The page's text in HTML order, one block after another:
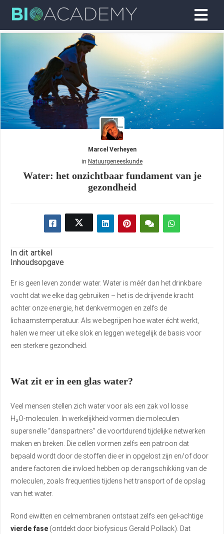
Marcel Verheyen
in Natuurgeneeskunde
Water: het onzichtbaar fundament van je
gezondheid
In dit artikel
Inhoudsopgave
Er is geen leven zonder water. Water is méér dan het drinkbare
vocht dat we elke dag gebruiken – het is de drijvende kracht
achter onze energie, het denkvermogen en zelfs de
lichaamstemperatuur. Als we begrijpen hoe water écht werkt,
halen we meer uit elke slok en leggen we tegelijk de basis voor
een sterkere gezondheid.
Wat zit er in een glas water?
Veel mensen stellen zich water voor als een zak vol losse
H₂O‑moleculen. In werkelijkheid vormen die moleculen
supersnelle “dans­partners” die voortdurend tijdelijke netwerken
maken en breken. Die cellen vormen zelfs een patroon dat
bepaald wordt door de stoffen die er in opgelost zijn en/of door
andere factoren die invloed hebben op de rangschikking van de
moleculen, zoals frequenties tijdens het transport of de opslag
van het water.
Rond eiwitten en celmembranen ontstaat zelfs een gel‑achtige
vierde fase (ontdekt door biofysicus Gerald Pollack). Dat